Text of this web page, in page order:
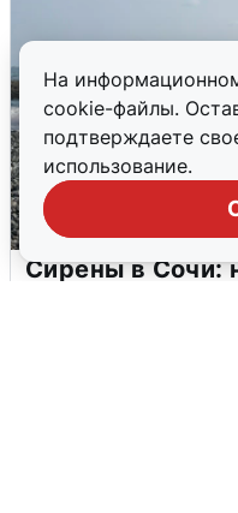
На
cookie-файлы.
подтверждаете
использование.
Сирены в Сочи: